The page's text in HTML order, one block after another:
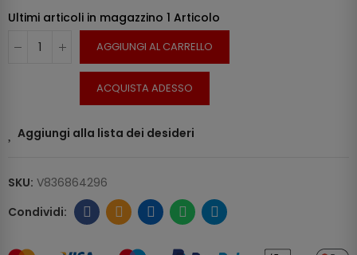
Ultimi articoli in magazzino 1 Articolo
AGGIUNGI AL CARRELLO
ACQUISTA ADESSO
Aggiungi alla lista dei desideri
SKU: V836864296